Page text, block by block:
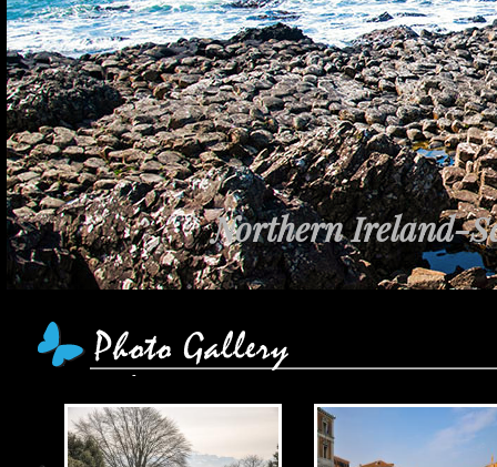
Northern Ireland-